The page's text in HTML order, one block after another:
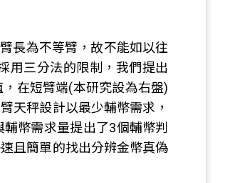
長為不等臂，故不能如以往
用三分法的限制，我們提出
在短臂端(本研究設為右盤)
天秤設計以最少輔幣需求，
幣需求量提出了3個輔幣判
且簡單的找出分辨金幣真偽